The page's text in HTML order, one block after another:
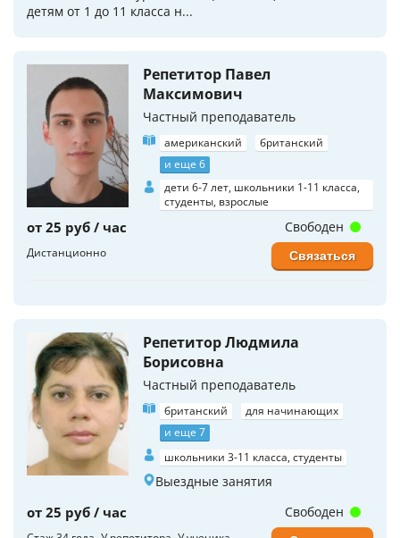
детям от 1 до 11 класса н...
Репетитор Павел
Максимович
Частный преподаватель
американский
британский
и еще 6
дети 6-7 лет, школьники 1-11 класса,
студенты, взрослые
от 25 руб / час
Дистанционно
Свободен
Связаться
Репетитор Людмила
Борисовна
Частный преподаватель
британский
для начинающих
и еще 7
школьники 3-11 класса, студенты
Выездные занятия
от 25 руб / час Свободен